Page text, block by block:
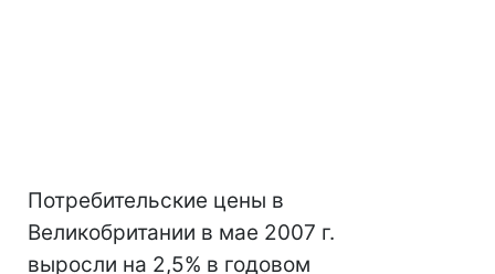
Потребительские цены в
Великобритании в мае 2007 г.
выросли на 2,5% в годовом